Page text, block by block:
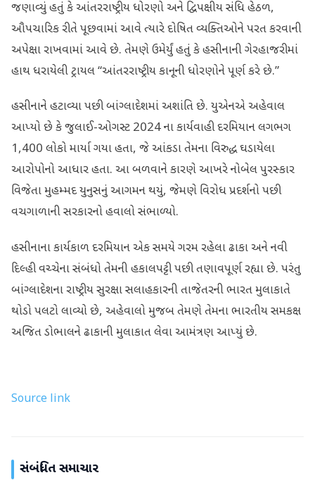
જણાવ્યું હતું કે આંતરરાષ્ટ્રીય ધોરણો અને દ્વિપક્ષીય સંધિ હેઠળ,
ઔપચારિક રીતે પૂછવામાં આવે ત્યારે દોષિત વ્યક્તિઓને પરત કરવાની
અપેક્ષા રાખવામાં આવે છે. તેમણે ઉમેર્યું હતું કે હસીનાની ગેરહાજરીમાં
હાથ ધરાયેલી ટ્રાયલ “આંતરરાષ્ટ્રીય કાનૂની ધોરણોને પૂર્ણ કરે છે.”
હસીનાને હટાવ્યા પછી બાંગ્લાદેશમાં અશાંતિ છે. યુએનએ અહેવાલ
આપ્યો છે કે જુલાઈ-ઓગસ્ટ 2024 ના કાર્યવાહી દરમિયાન લગભગ
1,400 લોકો માર્યા ગયા હતા, જે આંકડા તેમના વિરુદ્ધ ઘડાયેલા
આરોપોનો આધાર હતા. આ બળવાને કારણે આખરે નોબેલ પુરસ્કાર
વિજેતા મુહમ્મદ યુનુસનું આગમન થયું, જેમણે વિરોધ પ્રદર્શનો પછી
વચગાળાની સરકારનો હવાલો સંભાળ્યો.
હસીનાના કાર્યકાળ દરમિયાન એક સમયે ગરમ રહેલા ઢાકા અને નવી
દિલ્હી વચ્ચેના સંબંધો તેમની હકાલપટ્ટી પછી તણાવપૂર્ણ રહ્યા છે. પરંતુ
બાંગ્લાદેશના રાષ્ટ્રીય સુરક્ષા સલાહકારની તાજેતરની ભારત મુલાકાતે
થોડો પલટો લાવ્યો છે, અહેવાલો મુજબ તેમણે તેમના ભારતીય સમકક્ષ
અજિત ડોભાલને ઢાકાની મુલાકાત લેવા આમંત્રણ આપ્યું છે.
Source link
સંબંધિત સમાચાર